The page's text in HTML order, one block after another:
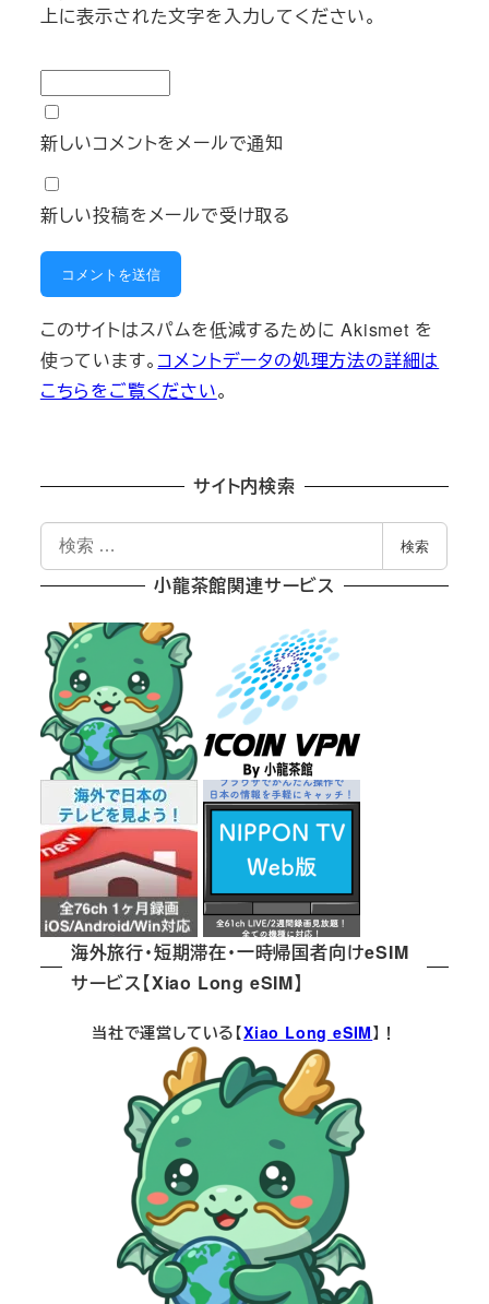
上に表示された文字を入力してください。
新しいコメントをメールで通知
新しい投稿をメールで受け取る
このサイトはスパムを低減するために Akismet を
使っています。 コメントデータの処理方法の詳細は
こちらをご覧ください。
サイト内検索
索
検索
小龍茶館関連サービス
海外旅行・短期滞在・一時帰国者向けeSIM
サービス【Xiao Long eSIM】
当社で運営している【Xiao Long eSIM】！